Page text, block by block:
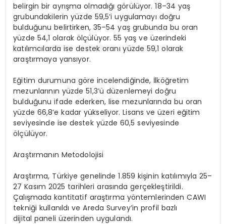
belirgin bir ayrışma olmadığı görülüyor. 18–34 yaş
grubundakilerin yüzde 59,5’i uygulamayı doğru
bulduğunu belirtirken, 35–54 yaş grubunda bu oran
yüzde 54,1 olarak ölçülüyor. 55 yaş ve üzerindeki
katılımcılarda ise destek oranı yüzde 59,1 olarak
araştırmaya yansıyor.
Eğitim durumuna göre incelendiğinde, İlköğretim
mezunlarının yüzde 51,3’ü düzenlemeyi doğru
bulduğunu ifade ederken, lise mezunlarında bu oran
yüzde 66,8’e kadar yükseliyor. Lisans ve üzeri eğitim
seviyesinde ise destek yüzde 60,5 seviyesinde
ölçülüyor.
Araştırmanın Metodolojisi
Araştırma, Türkiye genelinde 1.859 kişinin katılımıyla 25–
27 Kasım 2025 tarihleri arasında gerçekleştirildi.
Çalışmada kantitatif araştırma yöntemlerinden CAWI
tekniği kullanıldı ve Areda Survey’in profil bazlı
dijital paneli üzerinden uygulandı.